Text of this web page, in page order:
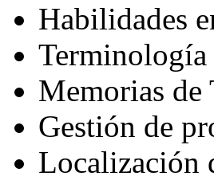
Habilidades
Terminología
Memorias de
Gestión de
Localización